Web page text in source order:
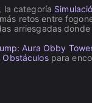
la categoría
retos entre
arriesgadas
Aura Obby
Obstáculospara